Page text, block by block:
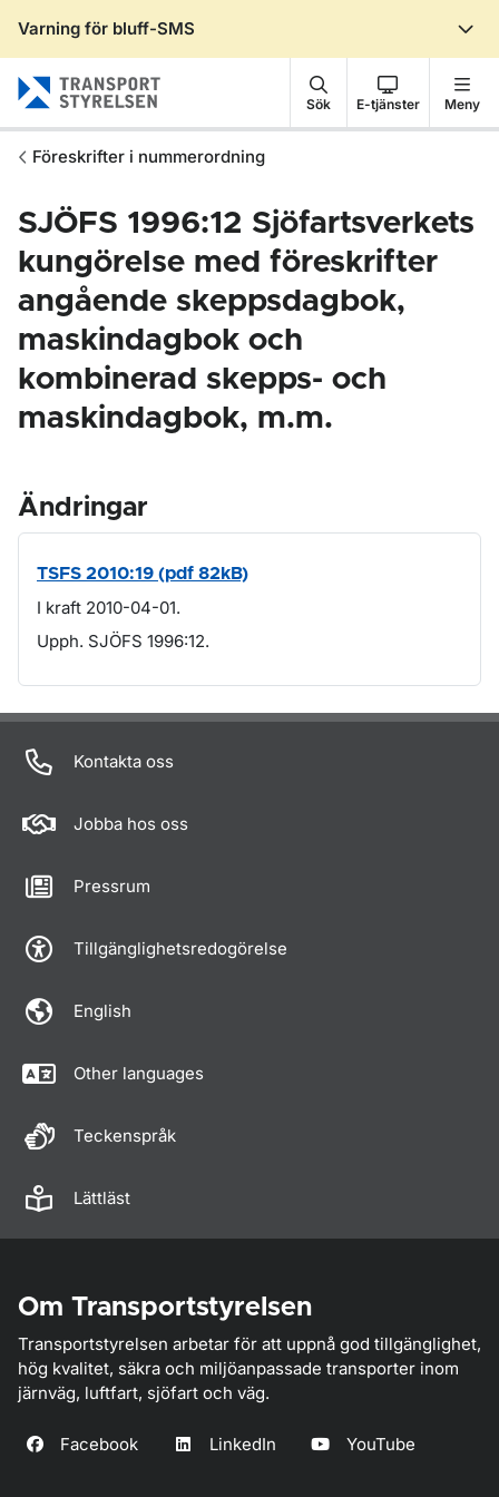
Varning för bluff-SMS
Sök E-tjänster Meny
Föreskrifter i nummerordning
SJÖFS 1996:12 Sjöfartsverkets
kungörelse med föreskrifter
angående skeppsdagbok,
maskindagbok och
kombinerad skepps- och
maskindagbok, m.m.
Ändringar
TSFS 2010:19 (pdf 82kB)
I kraft 2010-04-01.
Upph. SJÖFS 1996:12.
Om sidan
Kontakta oss
Jobba hos oss
Pressrum
Tillgänglighetsredogörelse
English
Other languages
Teckenspråk
Lättläst
Om Transportstyrelsen
Transportstyrelsen arbetar för att uppnå god tillgänglighet,
hög kvalitet, säkra och miljöanpassade transporter inom
järnväg, luftfart, sjöfart och väg.
Facebook LinkedIn YouTube